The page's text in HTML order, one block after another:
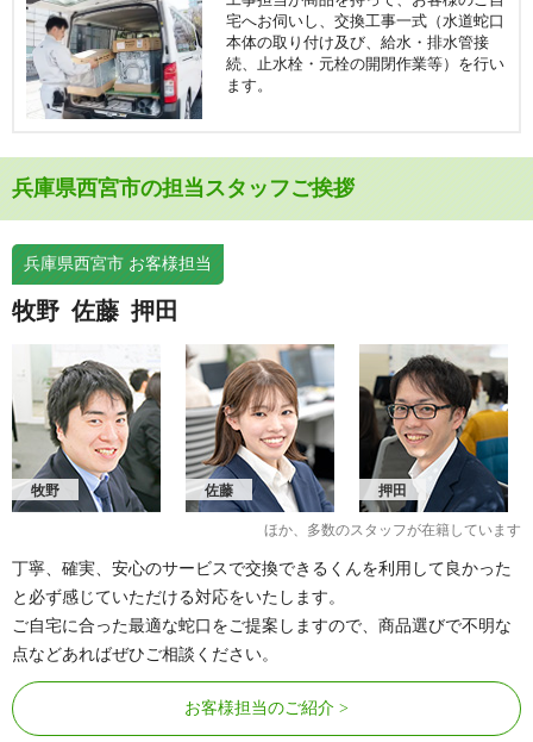
宅へお伺いし、交換工事一式（水道蛇口
本体の取り付け及び、給水・排水管接
続、止水栓・元栓の開閉作業等）を行い
ます。
兵庫県西宮市の担当スタッフご挨拶
兵庫県西宮市 お客様担当
牧野 佐藤 押田
牧野 佐藤 押田
ほか、多数のスタッフが在籍しています
丁寧、確実、安心のサービスで交換できるくんを利用して良かった
と必ず感じていただける対応をいたします。
ご自宅に合った最適な蛇口をご提案しますので、商品選びで不明な
点などあればぜひご相談ください。
お客様担当のご紹介